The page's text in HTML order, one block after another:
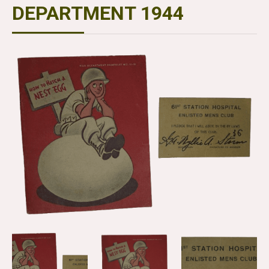
DEPARTMENT 1944